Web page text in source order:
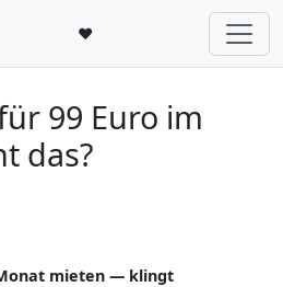
♥
99 Euro im
das?
mieten — klingt